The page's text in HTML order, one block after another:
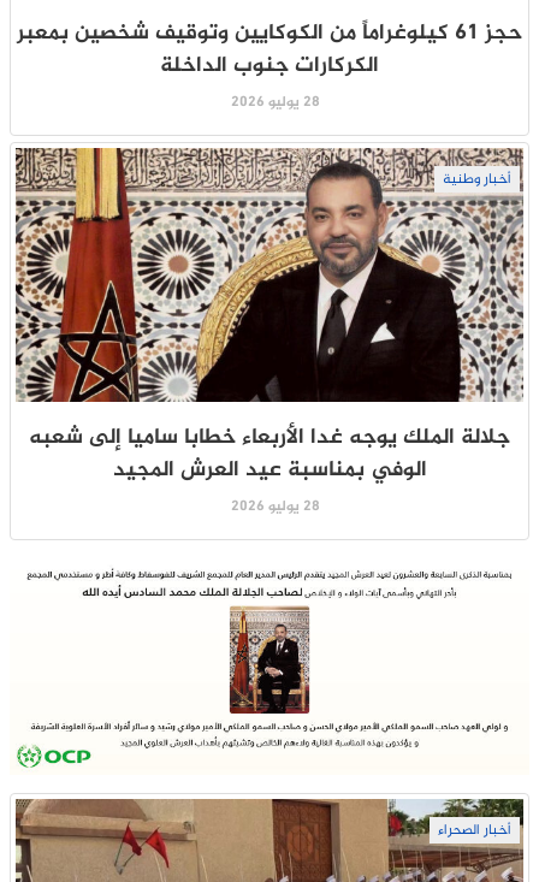
حجز 61 كيلوغراماً من الكوكايين وتوقيف شخصين بمعبر
الكركارات جنوب الداخلة
28 يوليو 2026
أخبار وطنية
جلالة الملك يوجه غدا الأربعاء خطابا ساميا إلى شعبه
الوفي بمناسبة عيد العرش المجيد
28 يوليو 2026
أخبار الصحراء